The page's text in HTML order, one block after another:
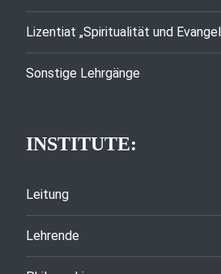
Lizentiat „Spiritualität und
Sonstige Lehrgänge
INSTITUTE:
Leitung
Lehrende